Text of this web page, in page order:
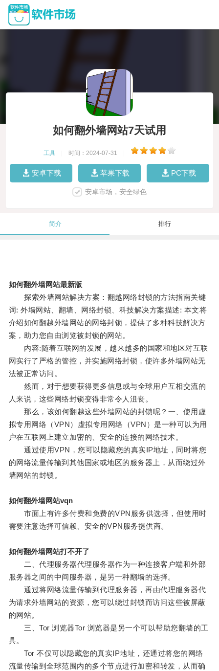
如何翻外墙网站7天试用
工具 时间：2024-07-31
安卓下载 苹果下载 PC下载
安卓市场，安全绿色
简介 排行
如何翻外墙网站最新版
探索外墙网站解决方案：翻越网络封锁的方法指南关键
词: 外墙网站、翻墙、网络封锁、科技解决方案描述: 本文将
介绍如何翻越外墙网站的网络封锁，提供了多种科技解决方
案，助力您自由浏览被封锁的网站。
内容:随着互联网的发展，越来越多的国家和地区对互联
网实行了严格的管控，并实施网络封锁，使许多外墙网站无
法被正常访问。
然而，对于想要获得更多信息或与全球用户互相交流的
人来说，这些网络封锁变得非常令人沮丧。
那么，该如何翻越这些外墙网站的封锁呢？一、使用虚
拟专用网络（VPN）虚拟专用网络（VPN）是一种可以为用
户在互联网上建立加密的、安全的连接的网络技术。
通过使用VPN，您可以隐藏您的真实IP地址，同时将您
的网络流量传输到其他国家或地区的服务器上，从而绕过外
墙网站的封锁。
如何翻外墙网站vqn
市面上有许多付费和免费的VPN服务供选择，但使用时
需要注意选择可信赖、安全的VPN服务提供商。
如何翻外墙网站打不开了
二、代理服务器代理服务器作为一种连接客户端和外部
服务器之间的中间服务器，是另一种翻墙的选择。
通过将网络流量传输到代理服务器，再由代理服务器代
为请求外墙网站的资源，您可以绕过封锁而访问这些被屏蔽
的网站。
三、Tor 浏览器Tor 浏览器是另一个可以帮助您翻墙的工
具。
Tor 不仅可以隐藏您的真实IP地址，还通过将您的网络
流量传输到全球范围内的多个节点进行加密和转发，从而确